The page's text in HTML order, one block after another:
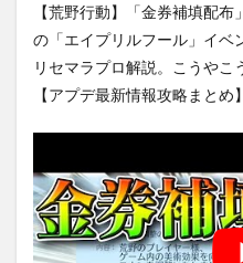
【荒野行動】「金券補填配
の「エイプリルフール」イベ
リセマラプロ解説。こうやこ
【アプデ最新情報攻略まとめ】